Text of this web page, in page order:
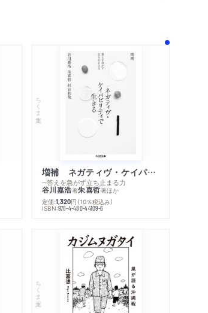
ちくま文庫
増補 ネガティヴ・ケイパビリティで生きる
─答えを急がず立ち止まる力
谷川嘉浩著朱喜哲著ほか
定価:1,320円 （10％税込み）
ISBN:978-4-480-44109-6
ちくま文庫